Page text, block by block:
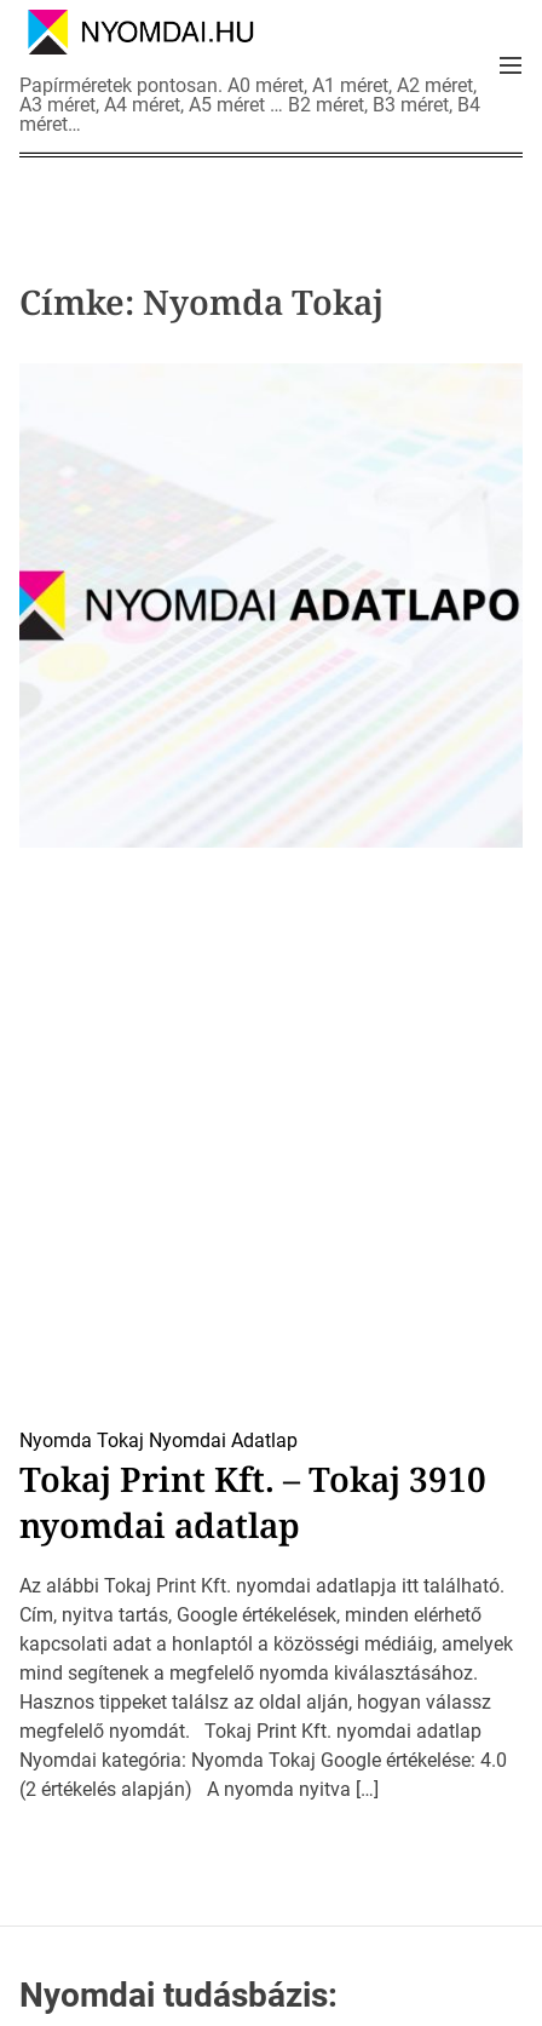
N
y
o
m
d
Papírméretek pontosan. A0 méret, A1 méret, A2 méret,
A3 méret, A4 méret, A5 méret … B2 méret, B3 méret, B4
méret…
M
Címke: Nyomda Tokaj
Nyomda Tokaj Nyomdai Adatlap
Tokaj Print Kft. – Tokaj 3910
nyomdai adatlap
Az alábbi Tokaj Print Kft. nyomdai adatlapja itt található.
Cím, nyitva tartás, Google értékelések, minden elérhető
kapcsolati adat a honlaptól a közösségi médiáig, amelyek
mind segítenek a megfelelő nyomda kiválasztásához.
Hasznos tippeket találsz az oldal alján, hogyan válassz
megfelelő nyomdát. Tokaj Print Kft. nyomdai adatlap
Nyomdai kategória: Nyomda Tokaj Google értékelése: 4.0
(2 értékelés alapján) A nyomda nyitva […]
Nyomdai tudásbázis: